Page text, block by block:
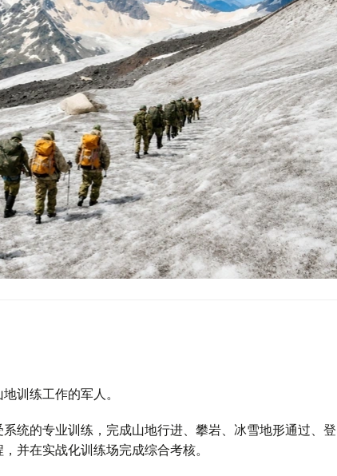
训练工作的军人。
统的专业训练，完成山地行进、攀岩、冰雪地形通过、登
并在实战化训练场完成综合考核。